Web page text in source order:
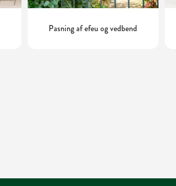
Pasning af efeu og vedbend